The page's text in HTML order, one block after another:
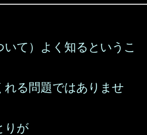
いて）よく知るというこ
れる問題ではありませ
りが